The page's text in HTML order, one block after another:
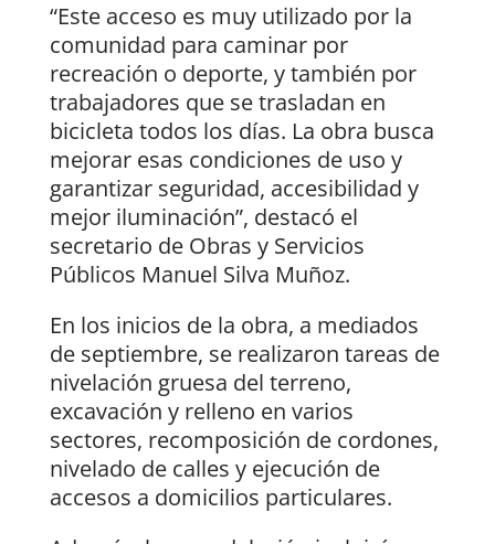
“Este acceso es muy utilizado por la
comunidad para caminar por
recreación o deporte, y también por
trabajadores que se trasladan en
bicicleta todos los días. La obra busca
mejorar esas condiciones de uso y
garantizar seguridad, accesibilidad y
mejor iluminación”, destacó el
secretario de Obras y Servicios
Públicos Manuel Silva Muñoz.
En los inicios de la obra, a mediados
de septiembre, se realizaron tareas de
nivelación gruesa del terreno,
excavación y relleno en varios
sectores, recomposición de cordones,
nivelado de calles y ejecución de
accesos a domicilios particulares.